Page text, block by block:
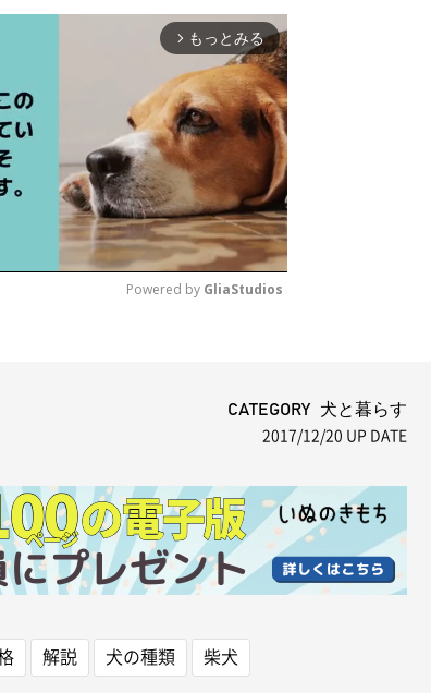
arrow_forward_ios もっとみる
Powered by GliaStudios
CATEGORY 犬と暮らす
2017/12/20 UP DATE
解説 犬の種類 柴犬